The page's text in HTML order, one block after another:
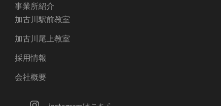
事業所紹介
加古川駅前教室
加古川尾上教室
採用情報
会社概要